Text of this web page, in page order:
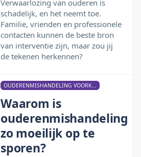
Verwaarlozing van ouderen is
schadelijk, en het neemt toe.
Familie, vrienden en professionele
contacten kunnen de beste bron
van interventie zijn, maar zou jij
de tekenen herkennen?
OUDERENMISHANDELING VOORKOMEN
Waarom is
ouderenmishandeling
zo moeilijk op te
sporen?